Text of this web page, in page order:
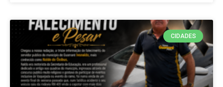
CIDADES